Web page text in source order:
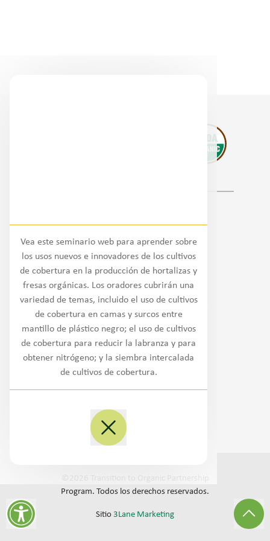
Vea este seminario web para aprender sobre
los usos nuevos e innovadores de los cultivos
de cobertura en la producción de hortalizas y
fresas orgánicas. Los oradores cubrirán una
variedad de temas, incluido el uso de cultivos
de cobertura en camas y surcos entre
mantillo de plástico negro; el uso de cultivos
de cobertura para reducir la labranza y para
obtener nitrógeno; y la siembra intercalada
de cultivos de cobertura.
Nacional
Noroeste
Oeste/Suroeste
Llanuras
Medio Oeste
Sureste
Noreste/Atlántico medio
Program. Todos los derechos reservados.
Sitio 3Lane Marketing